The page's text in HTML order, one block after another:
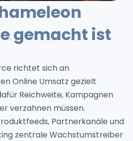
gemacht ist
richtet sich an
Online Umsatz gezielt
Reichweite, Kampagnen
verzahnen müssen.
Partnerkanäle und
zentrale Wachstumstreiber